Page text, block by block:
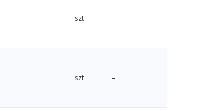
szt –
szt –